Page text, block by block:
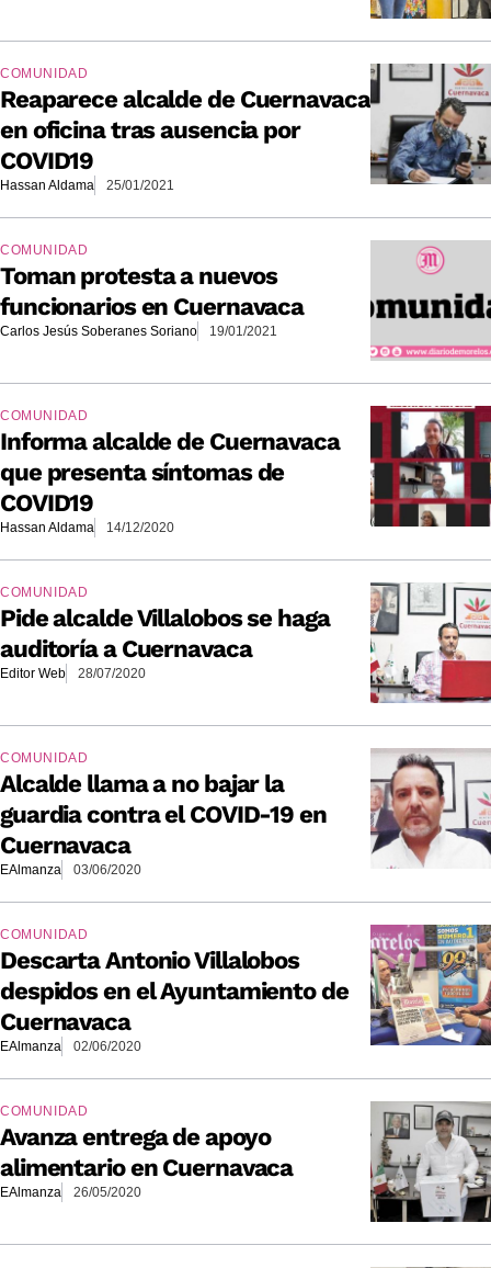
COMUNIDAD
Reaparece alcalde de Cuernavaca
en oficina tras ausencia por
COVID19
Hassan Aldama 25/01/2021
COMUNIDAD
Toman protesta a nuevos
funcionarios en Cuernavaca
Carlos Jesús Soberanes Soriano 19/01/2021
COMUNIDAD
Informa alcalde de Cuernavaca
que presenta síntomas de
COVID19
Hassan Aldama 14/12/2020
COMUNIDAD
Pide alcalde Villalobos se haga
auditoría a Cuernavaca
Editor Web 28/07/2020
COMUNIDAD
Alcalde llama a no bajar la
guardia contra el COVID-19 en
Cuernavaca
EAlmanza 03/06/2020
COMUNIDAD
Descarta Antonio Villalobos
despidos en el Ayuntamiento de
Cuernavaca
EAlmanza 02/06/2020
COMUNIDAD
Avanza entrega de apoyo
alimentario en Cuernavaca
EAlmanza 26/05/2020